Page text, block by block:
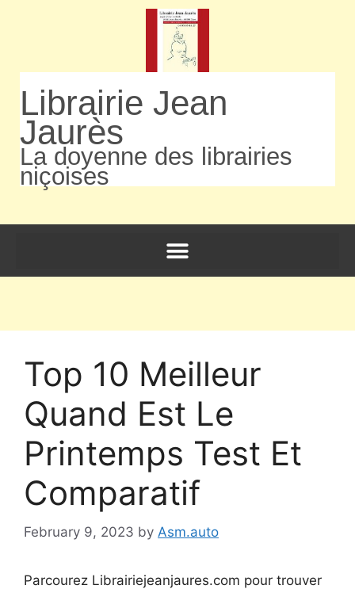
Librairie Jean
Jaurès
La doyenne des librairies
niçoises
Top 10 Meilleur
Quand Est Le
Printemps Test Et
Comparatif
February 9, 2023 by Asm.auto
Parcourez Librairiejeanjaures.com pour trouver